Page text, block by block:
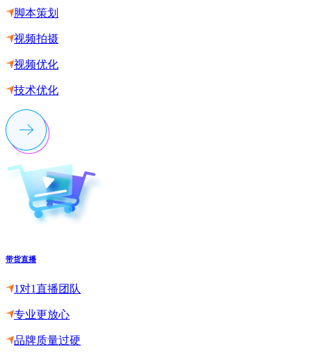
脚本策划
视频拍摄
视频优化
技术优化
带货直播
1对1直播团队
专业更放心
品牌质量过硬